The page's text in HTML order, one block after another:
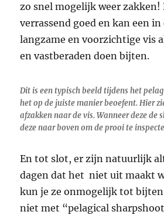
zo snel mogelijk weer
verrassend goed en kan een
langzame en voorzichtige vis
en vastberaden doen bijten.
Dit is een typisch beeld tijdens het
het op de juiste manier beoefent. Hier
afzakken naar de vis. Wanneer deze de
deze naar boven om de prooi te
En tot slot, er zijn natuurlijk
dagen dat het niet uit maakt
kun je ze onmogelijk tot
niet met “pelagical